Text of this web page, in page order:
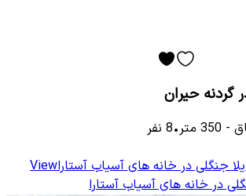
گردنه حیران
-
350 متر•
8 نفر
جنگلی در خانه های آسیاب آستاراView
در خانه های آسیاب آستارا